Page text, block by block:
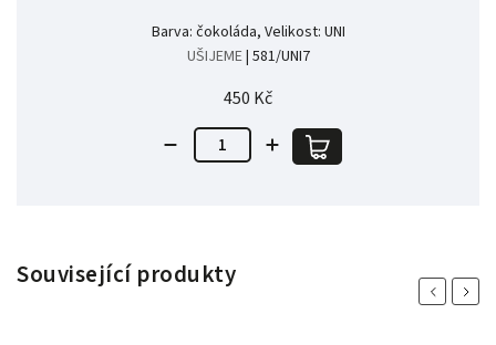
Barva: čokoláda, Velikost: UNI
UŠIJEME| 581/UNI7
450 Kč
Související produkty
PreviousNext